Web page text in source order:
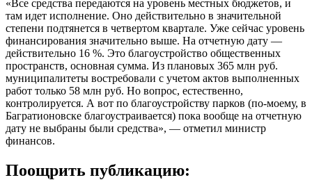
«Все средства передаются на уровень местных бюджетов, и
там идет исполнение. Оно действительно в значительной
степени подтянется в четвертом квартале. Уже сейчас уровень
финансирования значительно выше. На отчетную дату —
действительно 16 %. Это благоустройство общественных
пространств, основная сумма. Из плановых 365 млн руб.
муниципалитеты востребовали с учетом актов выполненных
работ только 58 млн руб. Но вопрос, естественно,
контролируется. А вот по благоустройству парков (по-моему, в
Багратионовске благоустраивается) пока вообще на отчетную
дату не выбраны были средства», — отметил министр
финансов.
Поощрить публикацию: